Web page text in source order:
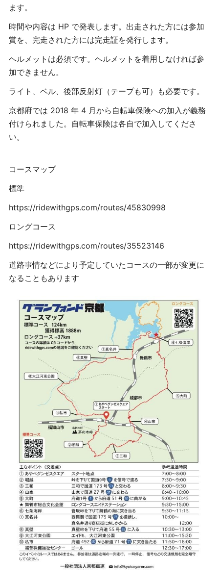
ます。
時間や内容は HP で発表します。出走された方には参加
賞を、完走された方には完走証を発行します。
ヘルメットは必須です。ヘルメットを着用しなければ参
加できません。
ライト、ベル、後部反射灯（テープも可）も必要です。
京都府では 2018 年 4 月から自転車保険への加入が義務
付けられました。自転車保険は各自で加入してくださ
い。
コースマップ
標準
https://ridewithgps.com/routes/45830998
ロングコース
https://ridewithgps.com/routes/35523146
道路事情などにより予定していたコースの一部が変更に
なることもあります